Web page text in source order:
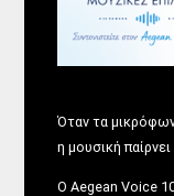
Όταν τα
η μουσική
Ο Aegean Voice